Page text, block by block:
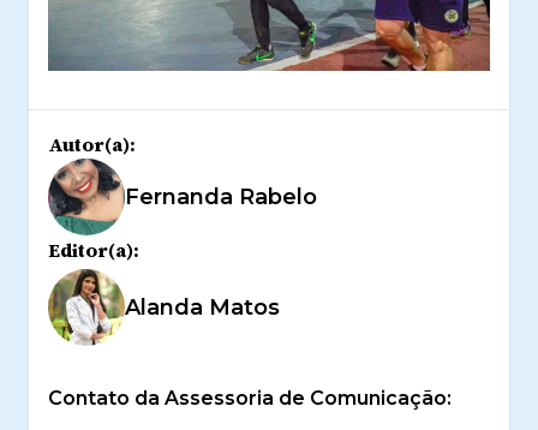
Autor(a):
Fernanda Rabelo
Editor(a):
Alanda Matos
Contato da Assessoria de Comunicação: